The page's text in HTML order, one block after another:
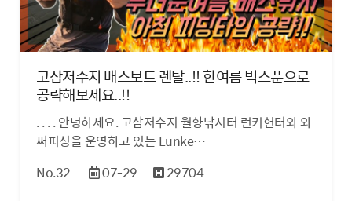
고삼저수지 배스보트 렌탈..!! 한여름 빅스푼으로
공략해보세요..!!
. . . . 안녕하세요. 고삼저수지 월향낚시터 런커헌터와 와
써피싱을 운영하고 있는 Lunke…
No.32
07-29 29704